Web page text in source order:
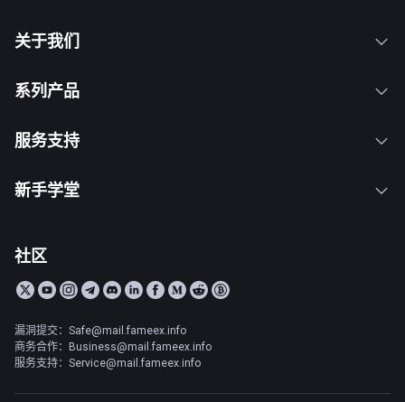
关于我们
系列产品
服务支持
新手学堂
社区
漏洞提交：Safe@mail.fameex.info
商务合作：Business@mail.fameex.info
服务支持：Service@mail.fameex.info